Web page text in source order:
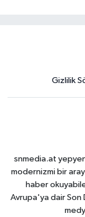
Gizlilik
snmedia.at
modernizmi bir
haber
Avrupa'ya dair Son